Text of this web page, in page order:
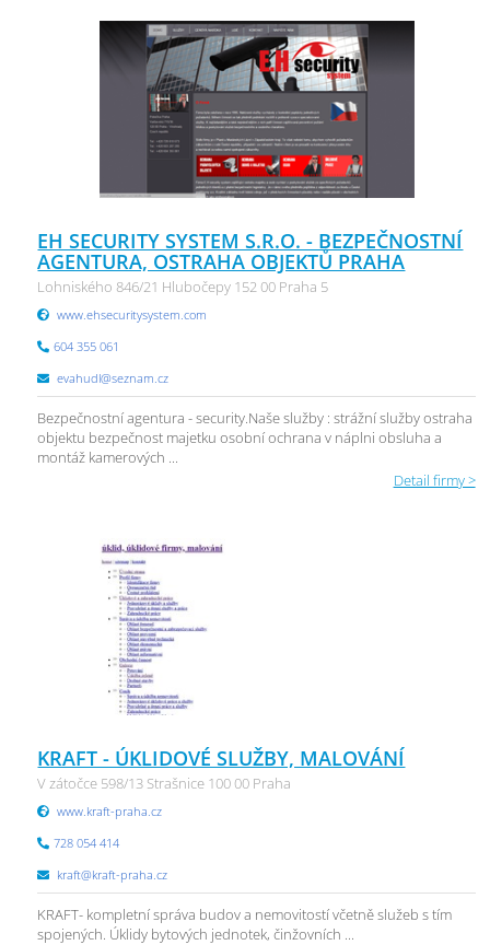
EH SECURITY SYSTEM S.R.O. - BEZPEČNOSTNÍ
AGENTURA, OSTRAHA OBJEKTŮ PRAHA
Lohniského 846/21 Hlubočepy 152 00 Praha 5
www.ehsecuritysystem.com
604 355 061
evahudl@seznam.cz
Bezpečnostní agentura - security.Naše služby : strážní služby ostraha
objektu bezpečnost majetku osobní ochrana v náplni obsluha a
montáž kamerových ...
Detail firmy >
KRAFT - ÚKLIDOVÉ SLUŽBY, MALOVÁNÍ
V zátočce 598/13 Strašnice 100 00 Praha
www.kraft-praha.cz
728 054 414
kraft@kraft-praha.cz
KRAFT- kompletní správa budov a nemovitostí včetně služeb s tím
spojených. Úklidy bytových jednotek, činžovních ...